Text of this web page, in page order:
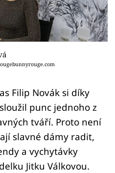
Filip Novák si díky
punc jednoho z
tváří. Proto není
slavné dámy radit,
a vychytávky
Jitku Válkovou.